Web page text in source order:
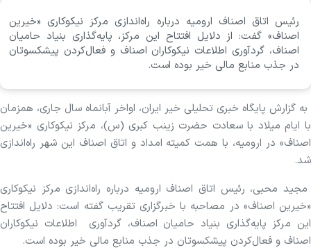
رئیس اتاق اصناف ارومیه درباره راه‌اندازی مرکز نیکوکاری «خیرین
اصناف» گفت: از دلایل افتتاح این مرکز، پایه‌گذاری بنیاد حامیان
اصناف، گردآوری اطلاعات نیکوکاران اصناف و فعال‌کردن پیشکسوتان
در جذب منابع مالی خیر بوده است.
به گزارش پایگاه خبری تحلیلی خیر ایران، اواخر آبان‎ماه سال جاری، همزمان
با ایام میلاد با سعادت حضرت زینب کبری (س)، مرکز نیکوکاری «خیرین
اصناف» در ارومیه، با همت کمیته امداد و اتاق اصناف این شهر راه‌اندازی
شد.
مجید محبی، رئیس اتاق اصناف ارومیه درباره راه‌اندازی مرکز نیکوکاری
«خیرین اصناف» در مصاحبه با خبرگزاری تقریب گفته است: دلایل افتتاح
این مرکز پایه‌گذاری بنیاد حامیان اصناف، گردآوری اطلاعات نیکوکاران
اصناف و فعال‌کردن پیشکسوتان در جذب منابع مالی خیر بوده است.